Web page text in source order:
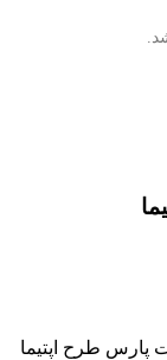
پارس طرح اپتیما